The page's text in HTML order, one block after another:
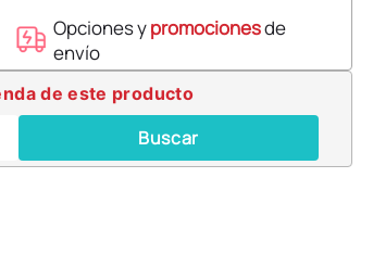
Opciones ypromocionesde
envío
de este producto
Buscar